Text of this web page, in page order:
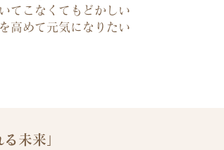
てこなくてもどかしい
高めて元気になりたい
未来」